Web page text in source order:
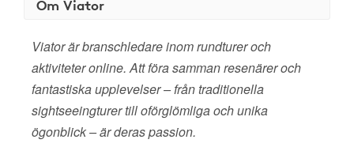
Om Viator
Viator är branschledare inom rundturer och
aktiviteter online. Att föra samman resenärer och
fantastiska upplevelser – från traditionella
sightseeingturer till oförglömliga och unika
ögonblick – är deras passion.